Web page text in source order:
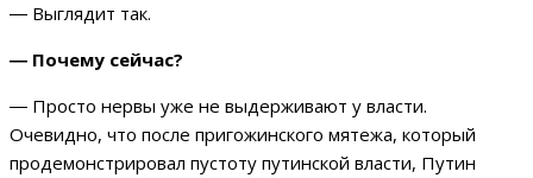
― Выглядит так.
― Почему сейчас?
― Просто нервы уже не выдерживают у власти.
Очевидно, что после пригожинского мятежа, который
продемонстрировал пустоту путинской власти, Путин